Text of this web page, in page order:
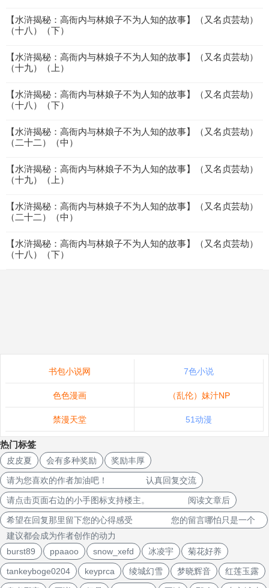
【水浒揭秘：高衙内与林娘子不为人知的故事】（又名贞芸劫）
（十八）（下）
【水浒揭秘：高衙内与林娘子不为人知的故事】（又名贞芸劫）
（十九）（上）
【水浒揭秘：高衙内与林娘子不为人知的故事】（又名贞芸劫）
（十八）（下）
【水浒揭秘：高衙内与林娘子不为人知的故事】（又名贞芸劫）
（二十二）（中）
【水浒揭秘：高衙内与林娘子不为人知的故事】（又名贞芸劫）
（十九）（上）
【水浒揭秘：高衙内与林娘子不为人知的故事】（又名贞芸劫）
（二十二）（中）
【水浒揭秘：高衙内与林娘子不为人知的故事】（又名贞芸劫）
（十八）（下）
书包小说网 7色小说
色色漫画 （乱伦）妹汁NP
禁漫天堂 51动漫
热门标签
皮皮夏 会有多种奖励 奖励丰厚
请为您喜欢的作者加油吧！ 认真回复交流
请点击页面右边的小手图标支持楼主。 阅读文章后
希望在回复那里留下您的心得感受 您的留言哪怕只是一个
建议都会成为作者创作的动力
burst89
ppaaoo snow_xefd 冰凌宇 菊花好养
tankeyboge0204 keyprca 绫城幻雪 梦晓辉音 红莲玉露